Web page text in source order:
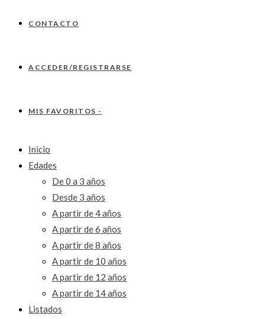
CONTACTO
ACCEDER/REGISTRARSE
MIS FAVORITOS -
Inicio
Edades
De 0 a 3 años
Desde 3 años
A partir de 4 años
A partir de 6 años
A partir de 8 años
A partir de 10 años
A partir de 12 años
A partir de 14 años
Listados